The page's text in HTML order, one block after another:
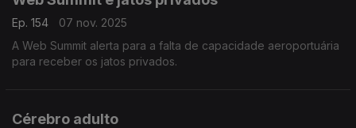
Ep. 154
07 nov. 2025
A Web Summit alerta para a falta de capacidade aeroportuária
para receber os jatos privados.
Cérebro adulto